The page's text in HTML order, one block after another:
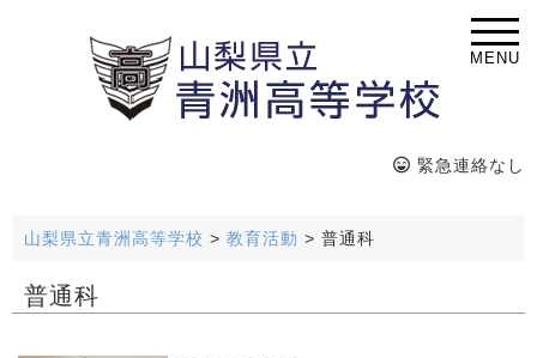
MENU
緊急連絡なし
山梨県立青洲高等学校 > 教育活動 > 普通科
普通科